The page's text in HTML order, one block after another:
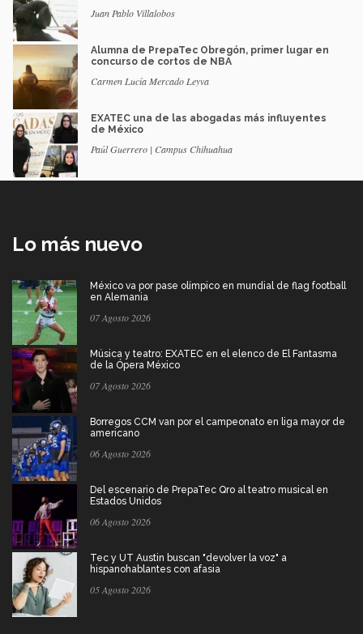
Juan Pablo Villalobos
Alumna de PrepaTec Obregón, primer lugar en
concurso de cortos de NBA
Carmen Lucía Mercado Leyva
EXATEC una de las abogadas más influyentes
de México
Paúl Guerrero | Campus Chihuahua
Lo más nuevo
México va por pase olímpico en mundial de flag football
en Alemania
07 Agosto 2026
Música y teatro: EXATEC en el elenco de El Fantasma
de la Ópera México
07 Agosto 2026
Borregos CCM van por el campeonato en liga mayor de
americano
06 Agosto 2026
Del escenario de PrepaTec Qro al teatro musical en
Estados Unidos
06 Agosto 2026
Tec y UT Austin buscan "devolver la voz" a
hispanohablantes con afasia
05 Agosto 2026